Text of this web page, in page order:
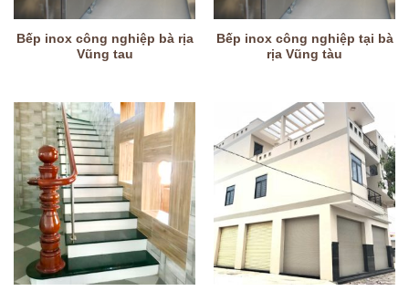
Bếp inox công nghiệp bà rịa
Vũng tau
Bếp inox công nghiệp tại bà
rịa Vũng tàu